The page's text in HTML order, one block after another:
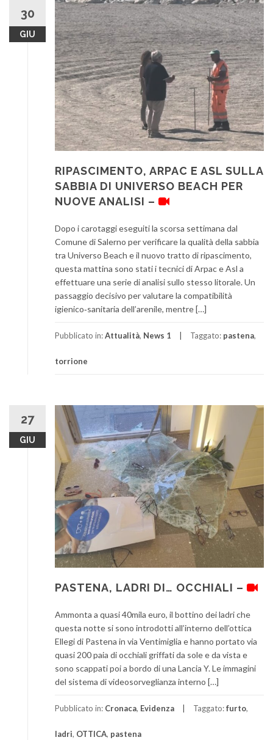
30
GIU
RIPASCIMENTO, ARPAC E ASL SULLA
SABBIA DI UNIVERSO BEACH PER
NUOVE ANALISI –
Dopo i carotaggi eseguiti la scorsa settimana dal
Comune di Salerno per verificare la qualità della sabbia
tra Universo Beach e il nuovo tratto di ripascimento,
questa mattina sono stati i tecnici di Arpac e Asl a
effettuare una serie di analisi sullo stesso litorale. Un
passaggio decisivo per valutare la compatibilità
igienico‑sanitaria dell’arenile, mentre […]
Pubblicato in:Attualità, News 1 Taggato: pastena,
torrione
27
GIU
PASTENA, LADRI DI… OCCHIALI –
Ammonta a quasi 40mila euro, il bottino dei ladri che
questa notte si sono introdotti all’interno dell’ottica
Ellegi di Pastena in via Ventimiglia e hanno portato via
quasi 200 paia di occhiali griffati da sole e da vista e
sono scappati poi a bordo di una Lancia Y. Le immagini
del sistema di videosorveglianza interno […]
Pubblicato in: Cronaca, Evidenza Taggato:furto,
ladri, OTTICA, pastena